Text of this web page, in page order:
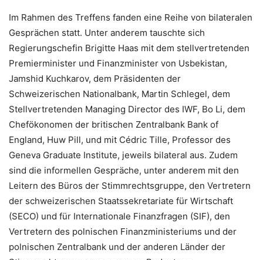
Im Rahmen des Treffens fanden eine Reihe von bilateralen
Gesprächen statt. Unter anderem tauschte sich
Regierungschefin Brigitte Haas mit dem stellvertretenden
Premierminister und Finanzminister von Usbekistan,
Jamshid Kuchkarov, dem Präsidenten der
Schweizerischen Nationalbank, Martin Schlegel, dem
Stellvertretenden Managing Director des IWF, Bo Li, dem
Chefökonomen der britischen Zentralbank Bank of
England, Huw Pill, und mit Cédric Tille, Professor des
Geneva Graduate Institute, jeweils bilateral aus. Zudem
sind die informellen Gespräche, unter anderem mit den
Leitern des Büros der Stimmrechtsgruppe, den Vertretern
der schweizerischen Staatssekretariate für Wirtschaft
(SECO) und für Internationale Finanzfragen (SIF), den
Vertretern des polnischen Finanzministeriums und der
polnischen Zentralbank und der anderen Länder der